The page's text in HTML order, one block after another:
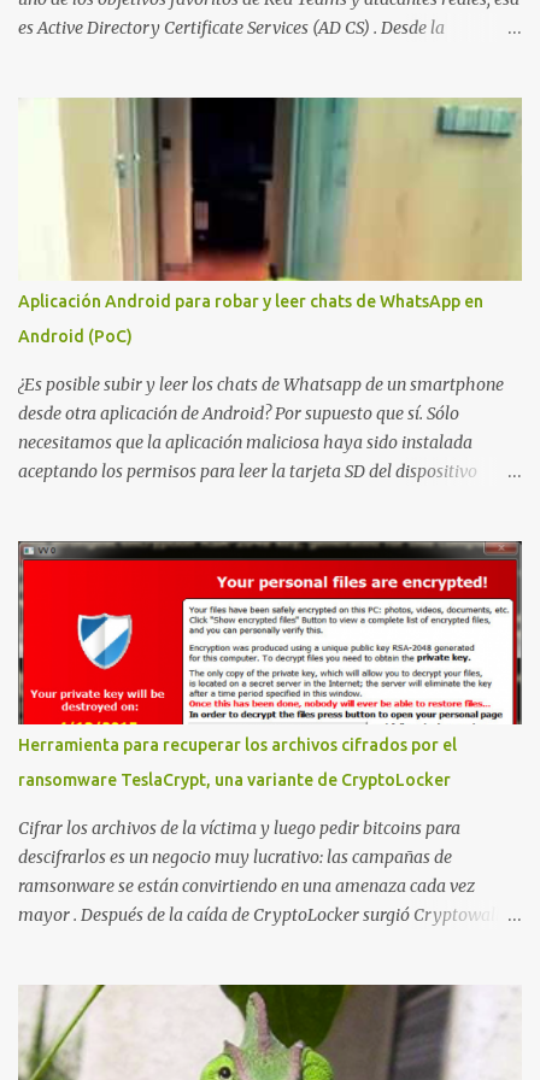
es Active Directory Certificate Services (AD CS) . Desde la
Kerberoasting o un abuso de delegaciones. Ahora llega una nueva
vulnerabilidad bautizada como Certighost (CVE-2026-54121) , una
elevación de privilegios que afecta a Microsoft Active Directory
Certificate Services y que, según Microsoft, permite que un usuario
autenticado eleve privilegios a través de la red debido a un
problema de autorización. La vulnerabilidad ha recibido una
puntuación CVSS 8.8 y ya dispone de un Proof of Concept público.
Lo interesante de Certighost no es únicamente la vulnerabilidad,
sino el objetivo final. Mientras muchos ataques contra AD CS
buscan obtener un certificado válido para ...
Aplicación Android para robar y leer chats de WhatsApp en
Android (PoC)
¿Es posible subir y leer los chats de Whatsapp de un smartphone
desde otra aplicación de Android? Por supuesto que sí. Sólo
necesitamos que la aplicación maliciosa haya sido instalada
aceptando los permisos para leer la tarjeta SD del dispositivo
montar nuestro propio Whatsapp Stealer y ahora Bas Bosschert
ha publicado una PoC con unas pocas modificaciones. Para
empezar con la prueba de concepto ( y ojo que digo PoC que nos
conocemos ;) ) tenemos que publicar en nuestro webserver un php
para subir las bases de datos de Whatsapp: <?php // Upload script
to upload Whatsapp database // This script is for testing purposes
only. $uploaddir = "/tmp/whatsapp/"; if ($_FILES["file"]["error"]
> 0) { echo "Error: " . $_FILES["file"]["error"] . "<br>"; } else {
echo "Upload: " ....
Herramienta para recuperar los archivos cifrados por el
ransomware TeslaCrypt, una variante de CryptoLocker
Cifrar los archivos de la víctima y luego pedir bitcoins para
descifrarlos es un negocio muy lucrativo: las campañas de
ramsonware se están convirtiendo en una amenaza cada vez
mayor . Después de la caída de CryptoLocker surgió Cryptowall,
numerosas. Una de las últimas variantes se llama TeslaCrypt y
parece ser un derivado del ransomware CryptoLocker original .
Este ransomware está dirigido específicamente a gamers y,